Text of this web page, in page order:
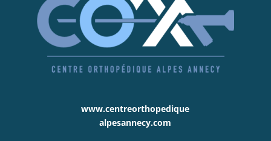
www.centreorthopedique
alpesannecy.com